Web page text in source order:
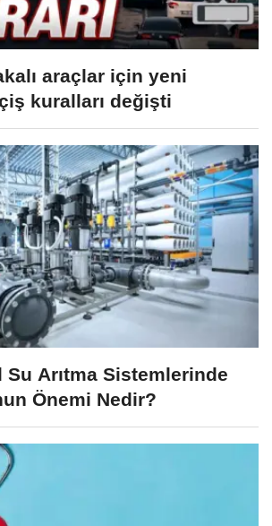
araçlar için yeni
kuralları değişti
Arıtma Sistemlerinde
Önemi Nedir?